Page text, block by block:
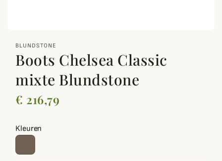
BLUNDSTONE
Boots Chelsea Classic
mixte Blundstone
€ 216,79
Kleuren